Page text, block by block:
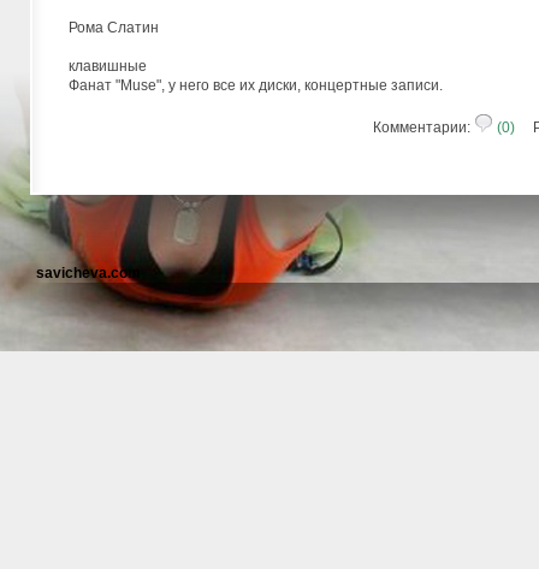
Рома Слатин
клавишные
Фанат "Muse", у него все их диски, концертные записи.
Комментарии: (0)
savicheva.com